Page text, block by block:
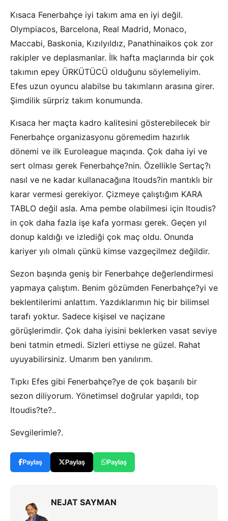
Kısaca Fenerbahçe iyi takım ama en iyi değil.
Olympiacos, Barcelona, Real Madrid, Monaco,
Maccabi, Baskonia, Kızılyıldız, Panathinaikos çok zor
rakipler ve deplasmanlar. İlk hafta maçlarında bir çok
takımın epey ÜRKÜTÜCÜ olduğunu söylemeliyim.
Efes uzun oyuncu alabilse bu takımların arasına girer.
Şimdilik sürpriz takım konumunda.
Kısaca her maçta kadro kalitesini gösterebilecek bir
Fenerbahçe organizasyonu göremedim hazırlık
dönemi ve ilk Euroleague maçında. Çok daha iyi ve
sert olması gerek Fenerbahçe?nin. Özellikle Sertaç?ı
nasıl ve ne kadar kullanacağına Itouds?in mantıklı bir
karar vermesi gerekiyor. Çizmeye çalıştığım KARA
TABLO değil asla. Ama pembe olabilmesi için Itoudis?
in çok daha fazla işe kafa yorması gerek. Geçen yıl
donup kaldığı ve izlediği çok maç oldu. Onunda
kariyer yılı olmalı çünkü kimse vazgeçilmez değildir.
Sezon başında geniş bir Fenerbahçe değerlendirmesi
yapmaya çalıştım. Benim gözümden Fenerbahçe?yi ve
beklentilerimi anlattım. Yazdıklarımın hiç bir bilimsel
tarafı yoktur. Sadece kişisel ve naçizane
görüşlerimdir. Çok daha iyisini beklerken vasat seviye
beni tatmin etmedi. Sizleri ettiyse ne güzel. Rahat
uyuyabilirsiniz. Umarım ben yanılırım.
Tıpkı Efes gibi Fenerbahçe?ye de çok başarılı bir
sezon diliyorum. Yönetimsel doğrular yapıldı, top
Itoudis?te?..
Sevgilerimle?.
Paylaş Paylaş Paylaş
NEJAT SAYMAN